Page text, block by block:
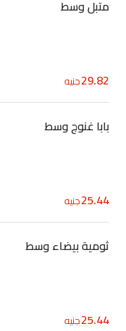
متبل وسط
29.82جنيه
بابا غنوج وسط
25.44جنيه
ثومية بيضاء وسط
25.44جنيه